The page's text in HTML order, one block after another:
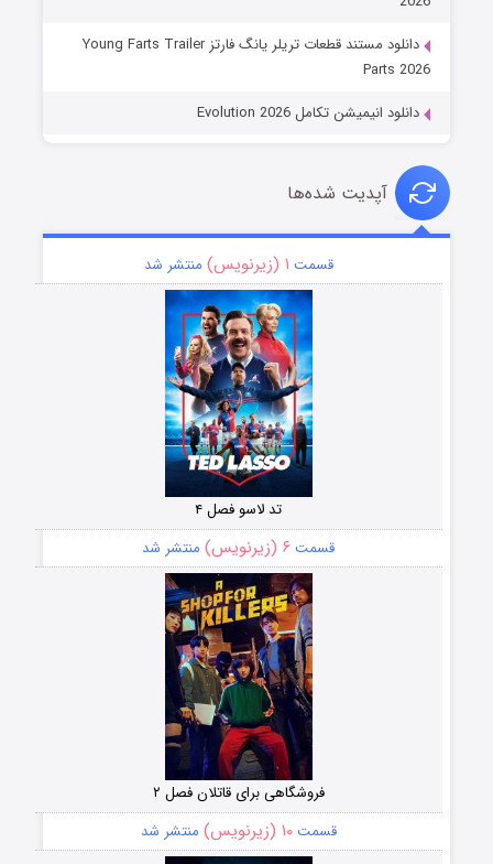
دانلود مستند قطعات تریلر یانگ فارتز Young Farts Trailer
Parts 2026
دانلود انیمیشن تکامل Evolution 2026
آپدیت شده‌ها
قسمت ۱ (زیرنویس) منتشر شد
تد لاسو فصل ۴
قسمت ۶ (زیرنویس) منتشر شد
فروشگاهی برای قاتلان فصل ۲
قسمت۱۰ (زیرنویس) منتشر شد